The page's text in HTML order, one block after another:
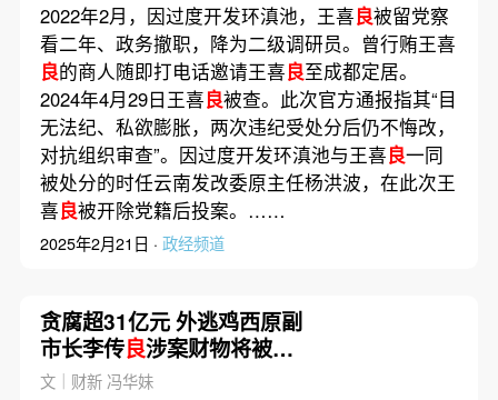
2022年2月，因过度开发环滇池，王喜良被留党察
看二年、政务撤职，降为二级调研员。曾行贿王喜
良的商人随即打电话邀请王喜良至成都定居。
2024年4月29日王喜良被查。此次官方通报指其“目
无法纪、私欲膨胀，两次违纪受处分后仍不悔改，
对抗组织审查”。因过度开发环滇池与王喜良一同
被处分的时任云南发改委原主任杨洪波，在此次王
喜良被开除党籍后投案。……
2025年2月21日 · 政经频道
贪腐超31亿元 外逃鸡西原副
市长李传良涉案财物将被没
收
文｜财新 冯华妹